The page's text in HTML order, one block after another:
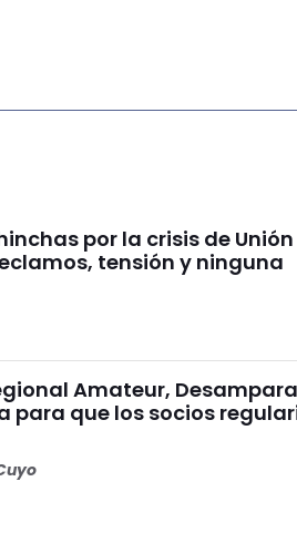
por la crisis de
tensión y ninguna
Amateur,
para que los socios